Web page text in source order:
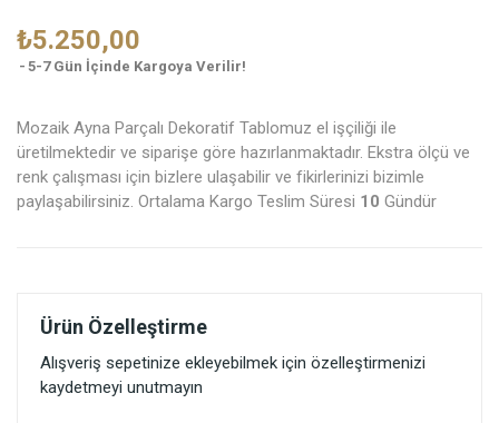
₺5.250,00
5-7 Gün İçinde Kargoya Verilir!
Mozaik Ayna Parçalı Dekoratif Tablomuz el işçiliği ile
üretilmektedir ve siparişe göre hazırlanmaktadır. Ekstra ölçü ve
renk çalışması için bizlere ulaşabilir ve fikirlerinizi bizimle
paylaşabilirsiniz. Ortalama Kargo Teslim Süresi 10 Gündür
Ürün Özelleştirme
Alışveriş sepetinize ekleyebilmek için özelleştirmenizi
kaydetmeyi unutmayın